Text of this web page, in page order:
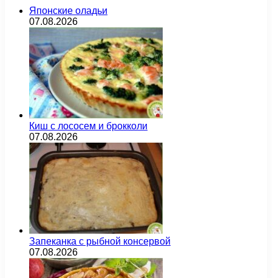
Японские оладьи
07.08.2026
Киш с лососем и брокколи
07.08.2026
Запеканка с рыбной консервой
07.08.2026